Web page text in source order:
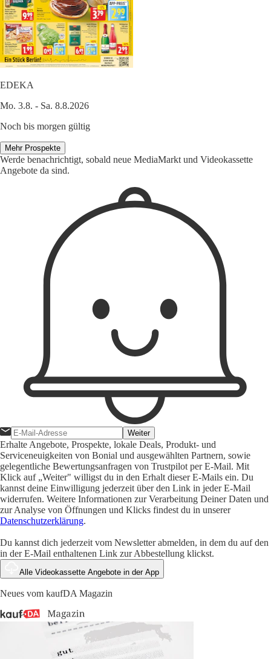
EDEKA
Mo. 3.8. - Sa. 8.8.2026
Noch bis morgen gültig
Mehr Prospekte
Werde benachrichtigt, sobald neue MediaMarkt und Videokassette
Angebote da sind.
Weiter
Erhalte Angebote, Prospekte, lokale Deals, Produkt- und
Serviceneuigkeiten von Bonial und ausgewählten Partnern, sowie
gelegentliche Bewertungsanfragen von Trustpilot per E-Mail. Mit
Klick auf „Weiter" willigst du in den Erhalt dieser E-Mails ein. Du
kannst deine Einwilligung jederzeit über den Link in jeder E-Mail
widerrufen. Weitere Informationen zur Verarbeitung Deiner Daten und
zur Analyse von Öffnungen und Klicks findest du in unserer
Datenschutzerklärung.
Du kannst dich jederzeit vom Newsletter abmelden, in dem du auf den
in der E-Mail enthaltenen Link zur Abbestellung klickst.
Alle Videokassette Angebote in der App
Neues vom kaufDA Magazin